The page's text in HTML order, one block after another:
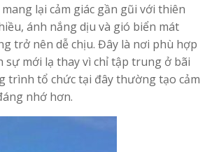
lại cảm giác gần gũi với thiên
ánh nắng dịu và gió biển mát
trở nên dễ chịu. Đây là nơi phù hợp
sự mới lạ thay vì chỉ tập trung ở bãi
trình tổ chức tại đây thường tạo cảm
nhớ hơn.